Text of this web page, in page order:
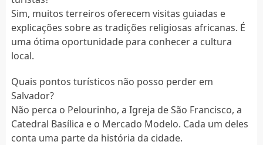
Sim, muitos terreiros oferecem visitas guiadas e
explicações sobre as tradições religiosas africanas. É
uma ótima oportunidade para conhecer a cultura
local.
Quais pontos turísticos não posso perder em
Salvador?
Não perca o Pelourinho, a Igreja de São Francisco, a
Catedral Basílica e o Mercado Modelo. Cada um deles
conta uma parte da história da cidade.